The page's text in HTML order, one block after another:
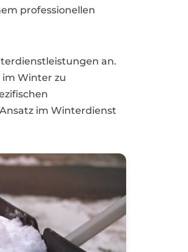
professionellen
an.
Winter zu
im Winterdienst